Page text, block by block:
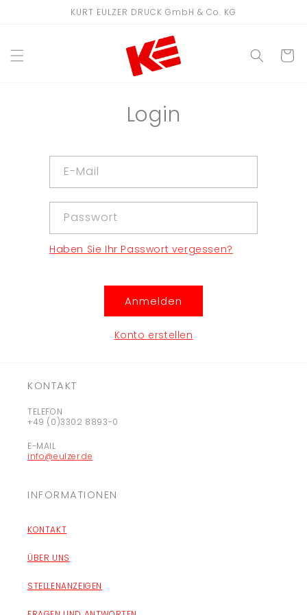
KURT EULZER DRUCK GmbH & Co. KG
Login
E-Mail
Passwort
Haben Sie Ihr Passwort vergessen?
Anmelden
Konto erstellen
KONTAKT
TELEFON
+49 (0)3302 8893-0
E-MAIL
info@eulzer.de
INFORMATIONEN
KONTAKT
ÜBER UNS
STELLENANZEIGEN